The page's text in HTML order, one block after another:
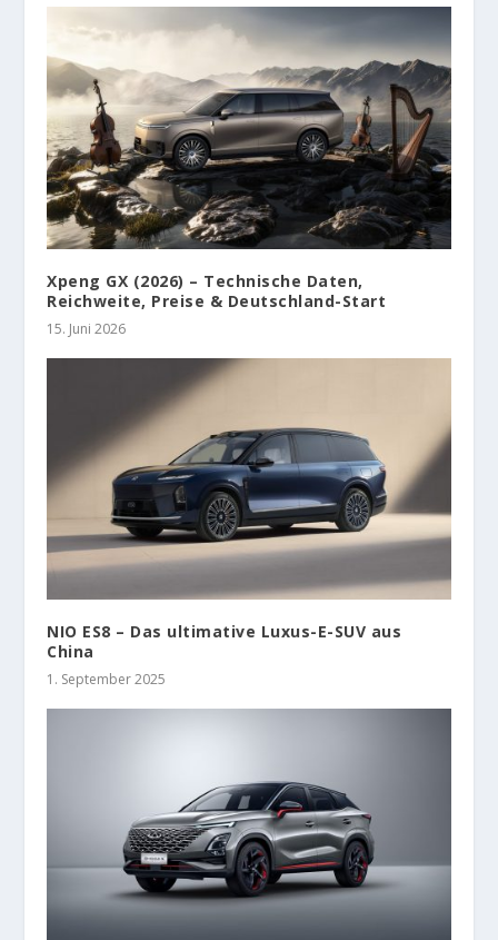
Xpeng GX (2026) – Technische Daten,
Reichweite, Preise & Deutschland-Start
15. Juni 2026
NIO ES8 – Das ultimative Luxus-E-SUV aus
China
1. September 2025